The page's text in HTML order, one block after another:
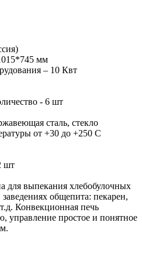
мм
– 10 Квт
- 6 шт
сталь, стекло
от +30 до +250 С
шт
для выпекания хлебобулочных
общепита: пекарен,
Конвекционная печь
управление простое и понятное